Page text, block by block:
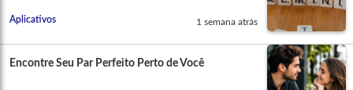
Aplicativos 1 semana atrás
Encontre Seu Par Perfeito Perto de Você